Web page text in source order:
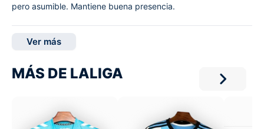
pero asumible. Mantiene buena presencia.
Ver más
MÁS DE LALIGA